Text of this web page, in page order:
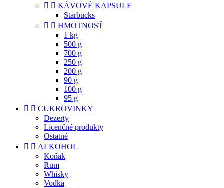
  KÁVOVÉ KAPSULE
Starbucks
  HMOTNOSŤ
1 kg
500 g
700 g
250 g
200 g
90 g
100 g
95 g
  CUKROVINKY
Dezerty
Licenčné produkty
Ostatné
  ALKOHOL
Koňak
Rum
Whisky
Vodka